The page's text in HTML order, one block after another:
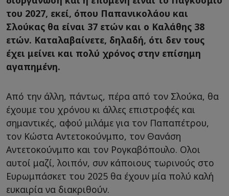
του 2027, εκεί, όπου Παπανικολάου και
Σλούκας θα είναι 37 ετών και ο Καλάθης 38
ετών. Καταλαβαίνετε, δηλαδή, ότι δεν τους
έχει μείνει και πολύ χρόνος στην επίσημη
αγαπημένη.
Από την άλλη, πάντως, πέρα από τον Σλούκα, θα
έχουμε του χρόνου κι άλλες επιστροφές και
σημαντικές, αφού μιλάμε για τον Παπαπέτρου,
τον Κώστα Αντετοκούνμπο, τον Θανάση
Αντετοκούνμπο και τον Ρογκαβόπουλο. Ολοι
αυτοί μαζί, λοιπόν, συν κάποιους τωρινούς στο
Ευρωμπάσκετ του 2025 θα έχουν μία πολύ καλή
ευκαιρία να διακριθούν.